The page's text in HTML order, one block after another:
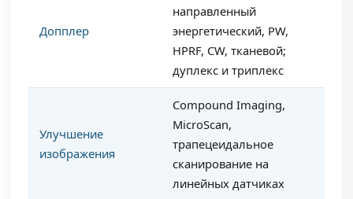
Допплер
направленный
энергетический, PW,
HPRF, CW, тканевой;
дуплекс и триплекс
Улучшение
изображения
Compound Imaging,
MicroScan,
трапецеидальное
сканирование на
линейных датчиках